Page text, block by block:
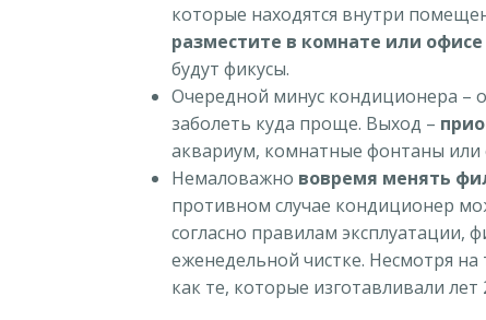
которые находятся внутри
разместите в комнате или
будут фикусы.
Очередной минус кондиционера –
заболеть куда проще. Выход –
аквариум, комнатные фонтаны или
Немаловажно вовремя менять
противном случае кондиционер
согласно правилам эксплуатации,
еженедельной чистке. Несмотря
как те, которые изготавливали лет